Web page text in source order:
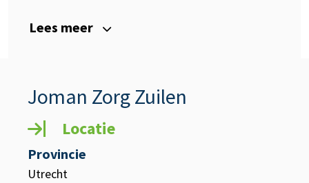
Lees meer
Joman Zorg Zuilen
Locatie
Provincie
Utrecht